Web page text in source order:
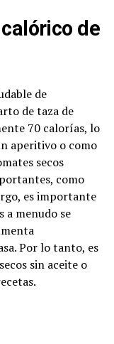
de
de
de taza de
70 calorías, lo
aperitivo o como
secos
como
es importante
a menudo se
Por lo tanto, es
sin aceite o